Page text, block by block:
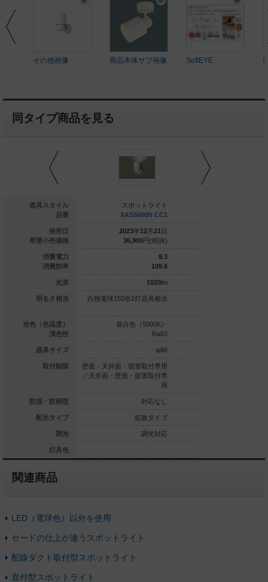
その他画像 商品本体サブ画像 SoftEYE
同タイプ商品を見る
器具スタイル
品番
発売日
希望小売価格
消費電力
消費効率
光束
明るさ相当
光色（色温度）
演色性
器具サイズ
取付制限
防湿・防雨型
配光タイプ
調光
灯具色
ポットライト
円(税抜)
6.6
106
電球100形1灯
色（5000K）
φ45
据置取付専用
対応なし
集光タイプ
スポットライト
XAS5000N CC1
2023年12 月 21 日
36,900円(税抜)
9.3
109.6
1020lm
白熱電球150形1灯器具相当
昼白色（5000K）
Ra83
φ86
壁面・天井面・据置取付専用
／天井面・壁面・据置取付専
用
対応なし
拡散タイプ
調光対応
関連商品
LED（電球色）以外を使用
セードの仕上が違うスポットライト
配線ダクト取付型スポットライト
直付型スポットライト